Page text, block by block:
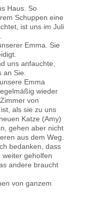
Haus. So
Schuppen eine
ist uns im Juli
Emma. Sie
uns anfauchte,
Sie.
Emma
wieder
von
als sie zu uns
Katze (Amy)
gehen aber nicht
aus dem Weg.
bedanken, dass
weiter geholfen
andere braucht
von ganzem